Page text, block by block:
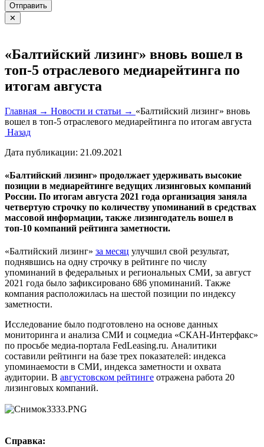
Отправить
✕
«Балтийский лизинг» вновь вошел в
топ-5 отраслевого медиарейтинга по
итогам августа
Главная → Новости и статьи → «Балтийский лизинг» вновь
вошел в топ-5 отраслевого медиарейтинга по итогам августа
Назад
Дата публикации: 21.09.2021
«Балтийский лизинг» продолжает удерживать высокие
позиции в медиарейтинге ведущих лизинговых компаний
России. По итогам августа 2021 года организация заняла
четвертую строчку по количеству упоминаний в средствах
массовой информации, также лизингодатель вошел в
топ-10 компаний рейтинга заметности.
«Балтийский лизинг» за месяц улучшил свой результат,
поднявшись на одну строчку в рейтинге по числу
упоминаний в федеральных и региональных СМИ, за август
2021 года было зафиксировано 686 упоминаний. Также
компания расположилась на шестой позиции по индексу
заметности.
Исследование было подготовлено на основе данных
мониторинга и анализа СМИ и соцмедиа «СКАН-Интерфакс»
по просьбе медиа-портала FedLeasing.ru. Аналитики
составили рейтинги на базе трех показателей: индекса
упоминаемости в СМИ, индекса заметности и охвата
аудитории. В августовском рейтинге отражена работа 20
лизинговых компаний.
Справка: